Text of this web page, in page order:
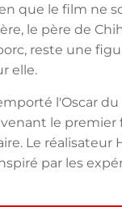
que le film ne
le père de
reste une
elle.
l'Oscar
le premier
Le réalisateur
par les